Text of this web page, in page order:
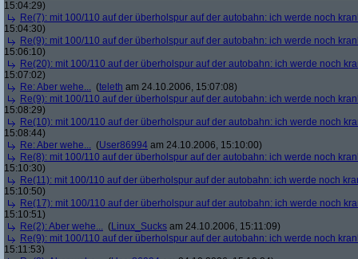
15:04:29)
Re(7): mit 100/110 auf der überholspur auf der autobahn: ich werde noch
15:04:30)
Re(9): mit 100/110 auf der überholspur auf der autobahn: ich werde noch
15:06:10)
Re(20): mit 100/110 auf der überholspur auf der autobahn: ich werde noch
15:07:02)
Re: Aber wehe... (teleth am 24.10.2006, 15:07:08)
Re(9): mit 100/110 auf der überholspur auf der autobahn: ich werde noch
15:08:29)
Re(10): mit 100/110 auf der überholspur auf der autobahn: ich werde noch
15:08:44)
Re: Aber wehe... (User86994 am 24.10.2006, 15:10:00)
Re(8): mit 100/110 auf der überholspur auf der autobahn: ich werde noch
15:10:30)
Re(11): mit 100/110 auf der überholspur auf der autobahn: ich werde noch
15:10:50)
Re(17): mit 100/110 auf der überholspur auf der autobahn: ich werde noch
15:10:51)
Re(2): Aber wehe... (Linux_Sucks am 24.10.2006, 15:11:09)
Re(9): mit 100/110 auf der überholspur auf der autobahn: ich werde noch
15:11:53)